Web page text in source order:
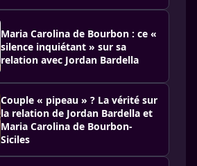
Maria Carolina de Bourbon : ce «
silence inquiétant » sur sa
relation avec Jordan Bardella
Couple « pipeau » ? La vérité sur
la relation de Jordan Bardella et
Maria Carolina de Bourbon-
Siciles